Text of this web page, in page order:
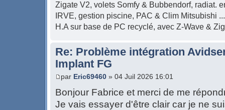
Zigate V2, volets Somfy & Bubbendorf, radiat.
IRVE, gestion piscine, PAC & Clim Mitsubishi ...
H.A sur base de PC recyclé, avec Z-Wave &
Re: Problème intégration
Implant FG
par Eric69460 » 04 Juil 2026 16:01
Bonjour Fabrice et merci de me
Je vais essayer d'être clair car je ne